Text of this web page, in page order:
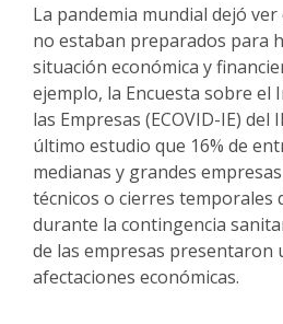
La pandemia mundial dejó
no estaban preparados para
situación económica y
ejemplo, la Encuesta sobre el
las Empresas (ECOVID-IE) del
último estudio que 16% de
medianas y grandes
técnicos o cierres temporales
durante la contingencia
de las empresas presentaron
afectaciones económicas.